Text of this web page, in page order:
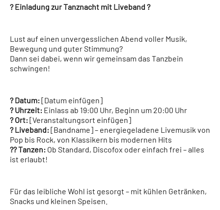
? Einladung zur Tanznacht mit Liveband ?
Lust auf einen unvergesslichen Abend voller Musik,
Bewegung und guter Stimmung?
Dann sei dabei, wenn wir gemeinsam das Tanzbein
schwingen!
? Datum:[Datum einfügen]
? Uhrzeit: Einlass ab 19:00 Uhr, Beginn um 20:00 Uhr
? Ort:[Veranstaltungsort einfügen]
? Liveband:[Bandname] – energiegeladene Livemusik von
Pop bis Rock, von Klassikern bis modernen Hits
?? Tanzen: Ob Standard, Discofox oder einfach frei – alles
ist erlaubt!
Für das leibliche Wohl ist gesorgt – mit kühlen Getränken,
Snacks und kleinen Speisen.